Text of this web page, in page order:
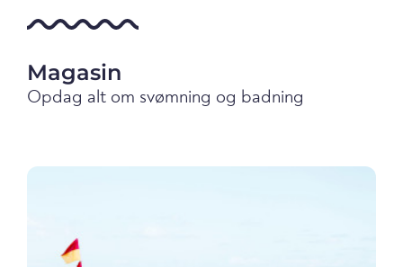
Magasin
Opdag alt om svømning og badning